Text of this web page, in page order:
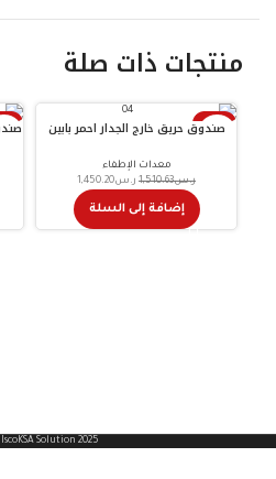
منتجات ذات صلة
-4%
صندوق حريق خارج الجدار احمر بابين
معدات الإطفاء
ر.س1,510.63 ر.س1,450.20
إضافة إلى السلة
IscoKSA Solution 2025